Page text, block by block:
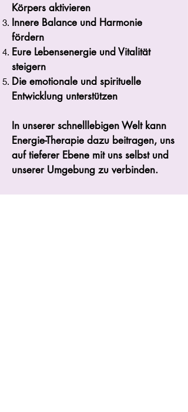
Körpers aktivieren
Innere Balance und Harmonie
fördern
Eure Lebensenergie und Vitalität
steigern
Die emotionale und spirituelle
Entwicklung unterstützen
In unserer schnelllebigen Welt kann
Energie-Therapie dazu beitragen, uns
auf tieferer Ebene mit uns selbst und
unserer Umgebung zu verbinden.